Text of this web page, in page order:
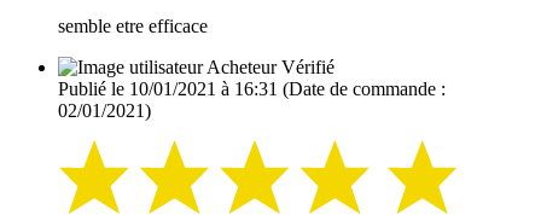
semble etre efficace
Acheteur Vérifié
Publié le 10/01/2021 à 16:31 (Date de commande :
02/01/2021)